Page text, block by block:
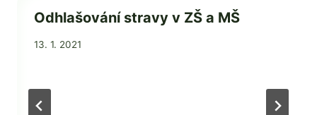
Odhlašování stravy v ZŠ a MŠ
Od
13. 1. 2021